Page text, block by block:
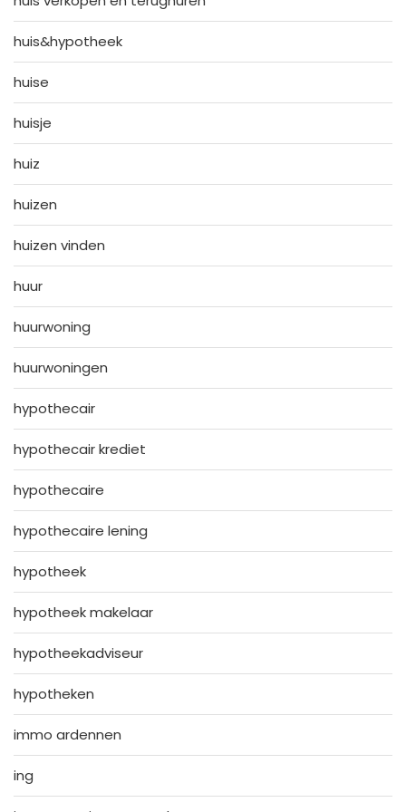
huis&hypotheek
huise
huisje
huiz
huizen
huizen vinden
huur
huurwoning
huurwoningen
hypothecair
hypothecair krediet
hypothecaire
hypothecaire lening
hypotheek
hypotheek makelaar
hypotheekadviseur
hypotheken
immo ardennen
ing